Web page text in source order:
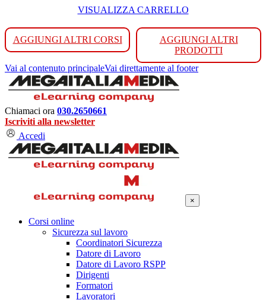
VISUALIZZA CARRELLO
AGGIUNGI ALTRI CORSI
AGGIUNGI ALTRI
PRODOTTI
Vai al contenuto principaleVai direttamente al footer
Chiamaci ora 030.2650661
Iscriviti alla newsletter
Accedi
×
Corsi online
Sicurezza sul lavoro
Coordinatori Sicurezza
Datore di Lavoro
Datore di Lavoro RSPP
Dirigenti
Formatori
Lavoratori